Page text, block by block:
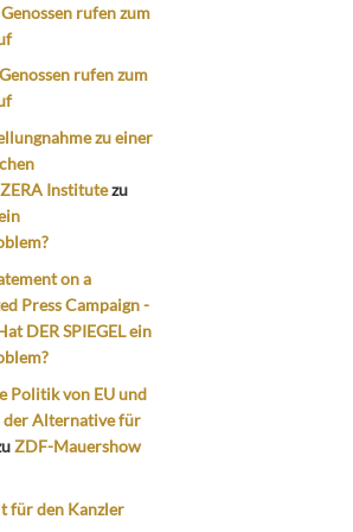
rufen zum
rufen zum
zu einer
Institutezu
on a
Press Campaign -
DER SPIEGEL ein
Politik von EU und
der Alternative für
ZDF-Mauershow
für den Kanzler